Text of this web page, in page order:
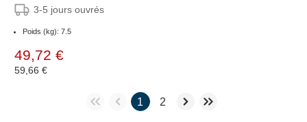
3-5 jours ouvrés
Poids (kg): 7.5
49,72 €
59,66 €
1 2